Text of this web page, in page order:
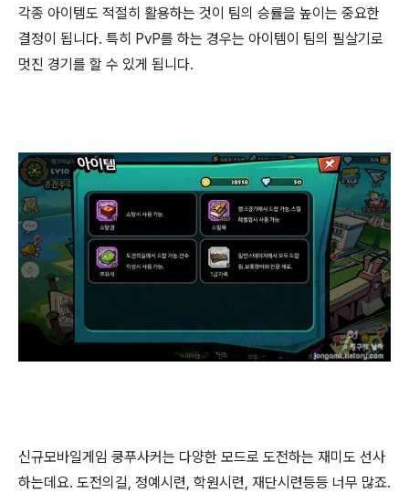
각종 아이템도 적절히 활용하는 것이 팀의 승률을 높이는 중요한
결정이 됩니다. 특히 PvP를 하는 경우는 아이템이 팀의 필살기로
멋진 경기를 할 수 있게 됩니다.
신규모바일게임 쿵푸사커는 다양한 모드로 도전하는 재미도 선사
하는데요. 도전의길, 정예시련, 학원시련, 재단시련등등 너무 많죠.